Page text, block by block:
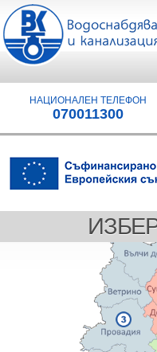
НАЦИОНАЛЕН ТЕЛЕФОН
070011300